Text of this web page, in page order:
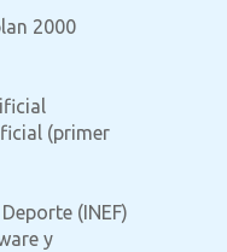
2000
(primer
(INEF)
y